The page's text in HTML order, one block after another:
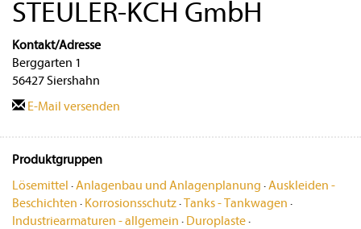
STEULER-KCH GmbH
Kontakt/Adresse
Berggarten 1
56427 Siershahn
E-Mail versenden
Produktgruppen
Lösemittel · Anlagenbau und Anlagenplanung · Auskleiden -
Beschichten · Korrosionsschutz·Tanks - Tankwagen ·
Industriearmaturen - allgemein · Duroplaste·